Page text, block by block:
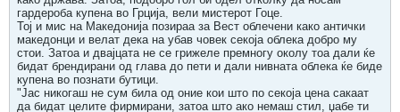
гардероба купена во Грција, вели мистерот Гоце.
Тој и мис на Македонија позираа за Вест облечени како антички
македонци и велат дека на убав човек секоја облека добро му
стои. Затоа и двајцата не се грижеле премногу околу тоа дали ќе
бидат брендирани од глава до пети и дали нивната облека ќе биде
купена во познати бутици.
"Јас никогаш не сум била од оние кои што по секоја цена сакаат
да бидат целите фирмирани, затоа што ако немаш стил, џабе ти